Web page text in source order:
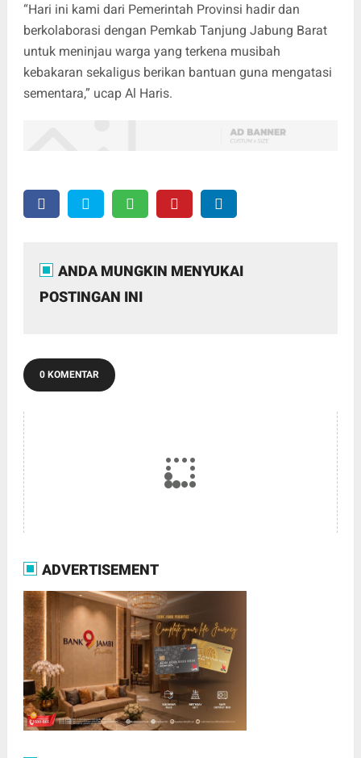
“Hari ini kami dari Pemerintah Provinsi hadir dan
berkolaborasi dengan Pemkab Tanjung Jabung Barat
untuk meninjau warga yang terkena musibah
kebakaran sekaligus berikan bantuan guna mengatasi
sementara,” ucap Al Haris.
ANDA MUNGKIN MENYUKAI
POSTINGAN INI
0 KOMENTAR
ADVERTISEMENT